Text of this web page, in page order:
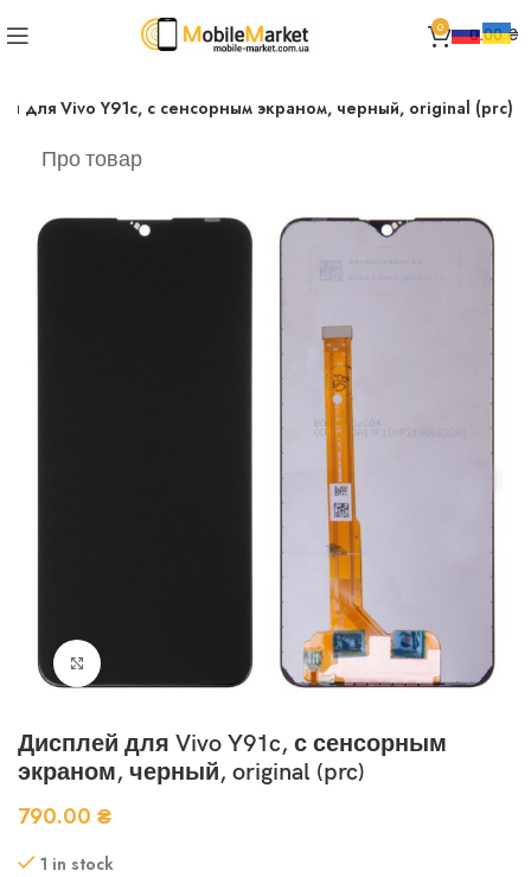
0 0.00₴
для Vivo Y91c, с сенсорным экраном, черный, original (prc)
Про товар
Нажмите, чтобы увеличить
Дисплей для Vivo Y91c, с сенсорным
экраном, черный, original (prc)
790.00 ₴
1 in stock